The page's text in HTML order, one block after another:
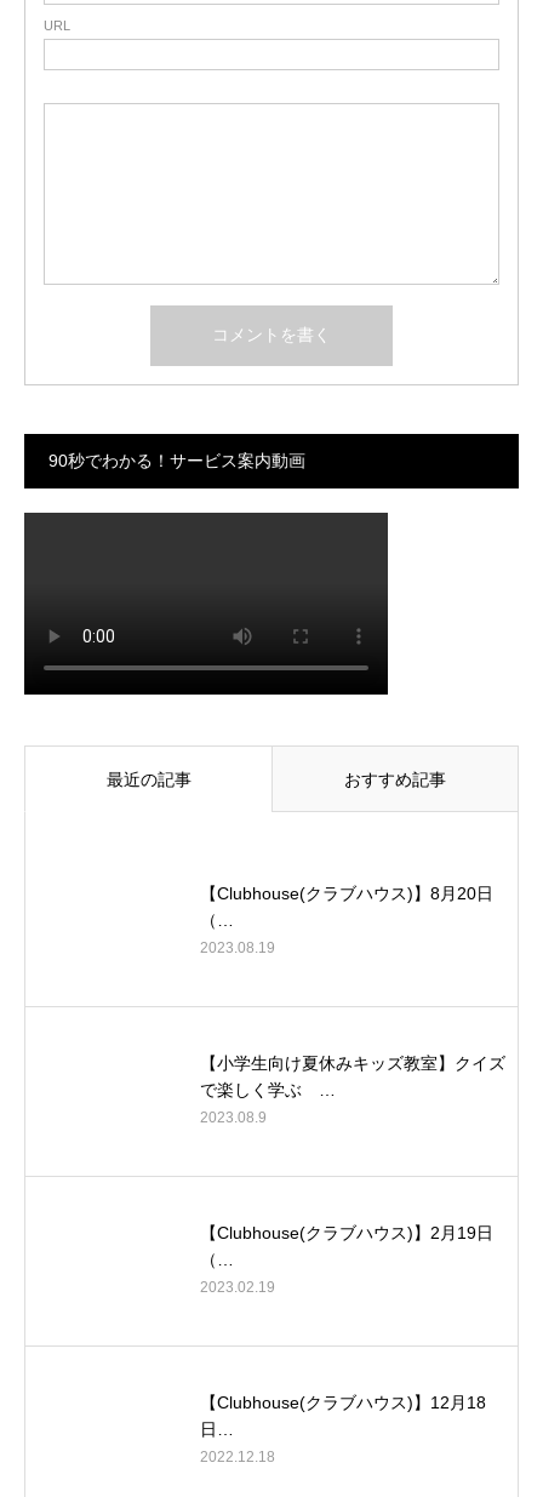
URL
90秒でわかる！サービス案内動画
最近の記事 おすすめ記事
【Clubhouse(クラブハウス)】8月20日
（…
2023.08.19
【小学生向け夏休みキッズ教室】クイズ
で楽しく学ぶ …
2023.08.9
【Clubhouse(クラブハウス)】2月19日
（…
2023.02.19
【Clubhouse(クラブハウス)】12月18
日…
2022.12.18